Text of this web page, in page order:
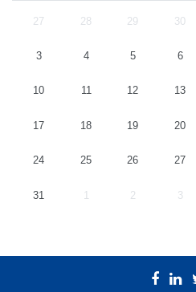
27 28 29 30
3 4 5 6
10 11 12 13
17 18 19 20
24 25 26 27
31 1 2 3